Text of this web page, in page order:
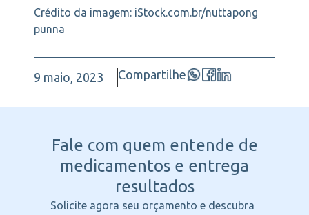
Crédito da imagem: iStock.com.br/nuttapong
punna
9 maio, 2023 Compartilhe
Fale com quem entende de
medicamentos e entrega
resultados
Solicite agora seu orçamento e descubra